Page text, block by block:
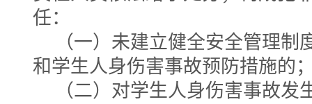
任：
（一）未建立健全安全管理制
和学生人身伤害事故预防措施的
（二）对学生人身伤害事故发